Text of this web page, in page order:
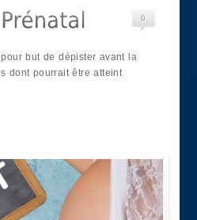
0
but de dépister avant la
dont pourrait être atteint